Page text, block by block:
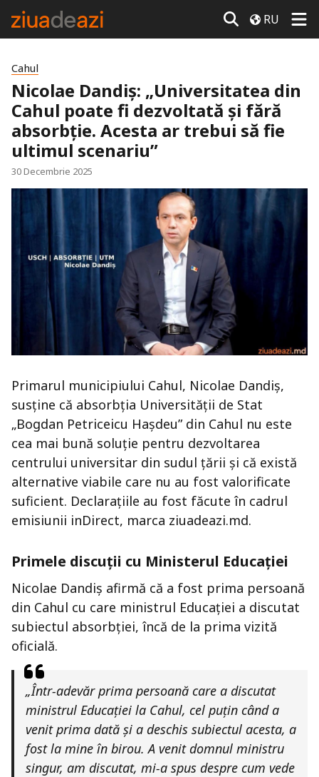
RU
Cahul
Nicolae Dandiș: „Universitatea din
Cahul poate fi dezvoltată și fără
absorbție. Acesta ar trebui să fie
ultimul scenariu”
30 Decembrie 2025
Primarul municipiului Cahul, Nicolae Dandiș,
susține că absorbția Universității de Stat
„Bogdan Petriceicu Hașdeu” din Cahul nu este
cea mai bună soluție pentru dezvoltarea
centrului universitar din sudul țării și că există
alternative viabile care nu au fost valorificate
suficient. Declarațiile au fost făcute în cadrul
emisiunii inDirect, marca ziuadeazi.md.
Primele discuții cu Ministerul Educației
Nicolae Dandiș afirmă că a fost prima persoană
din Cahul cu care ministrul Educației a discutat
subiectul absorbției, încă de la prima vizită
oficială.
„Într-adevăr prima persoană care a discutat
ministrul Educației la Cahul, cel puțin când a
venit prima dată și a deschis subiectul acesta, a
fost la mine în birou. A venit domnul ministru
singur, am discutat, mi-a spus despre cum vede